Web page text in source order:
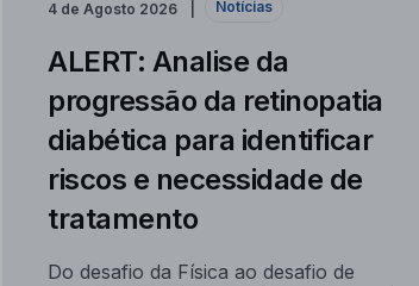
4 de Agosto 2026 Notícias
ALERT: Analise da
progressão da retinopatia
diabética para identificar
riscos e necessidade de
tratamento
Do desafio da Física ao desafio de